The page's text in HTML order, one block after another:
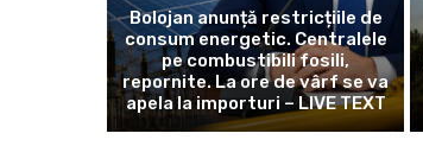
Bolojan anunță restricțiile de
consum energetic. Centralele
pe combustibili fosili,
repornite. La ore de vârf se va
apela la importuri – LIVE TEXT